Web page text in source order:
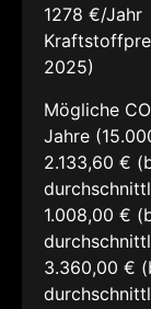
1278 €/Jahr
2025)
Mögliche CO
Jahre
2.133,60 €
1.008,00 €
3.360,00 €